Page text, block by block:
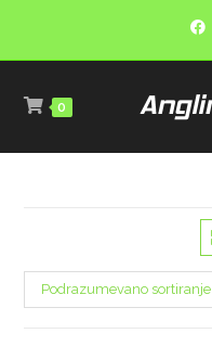
0
Podrazumevano sortiranje